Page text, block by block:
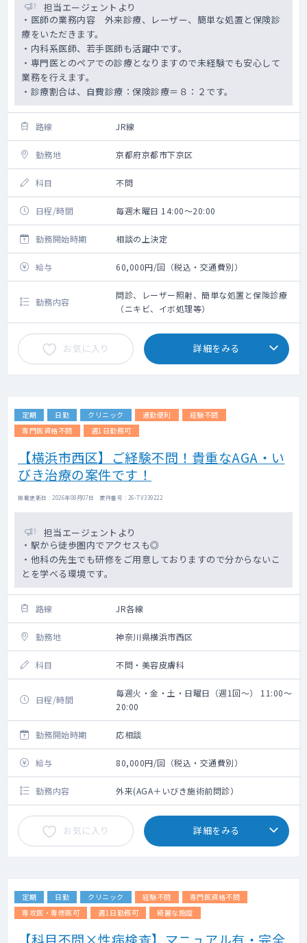
担当エージェントより
・医師の業務内容 外来診療、レーザー、簡単な処置と保険診
療をいただきます。
・内科系医師、若手医師も活躍中です。
・専門医とのペアでの診療となりますので未経験でも安心して
業務を行えます。
・診療割合は、自費診療：保険診療＝８：２です。
路線 JR線
勤務地 京都府京都市下京区
科目 不問
日程/時間 毎週木曜日 14:00～20:00
勤務開始時期 相談の上決定
給与 60,000円/回（税込・交通費別）
勤務内容
問診、レーザー照射、簡単な処置と保険診療
（ニキビ、イボ処理等）
お気に入り 詳細をみる
定期 日勤 クリニック 通勤便利
経験不問
専門医資格不問
週1日勤務可
【横浜市西区】ご経験不問！貴重なAGA・い
びき治療の案件です！
掲載更新日 : 2026年08月07日 案件番号 : 26-TV339222
担当エージェントより
・駅から徒歩圏内でアクセスも◎
・他科の先生でも研修をご用意しておりますので分からないこ
とを学べる環境です。
路線 JR各線
勤務地 神奈川県横浜市西区
科目 不問・美容皮膚科
日程/時間
毎週火・金・土・日曜日（週1回～） 11:00～
20:00
勤務開始時期 応相談
給与 80,000円/回（税込・交通費別）
勤務内容 外来(AGA＋いびき施術前問診）
お気に入り 詳細をみる
定期 日勤 クリニック 経験不問
専門医資格不問
専攻医・専修医可
週1日勤務可 綺麗な施設
【科目不問×性病検査】マニュアル有・完全